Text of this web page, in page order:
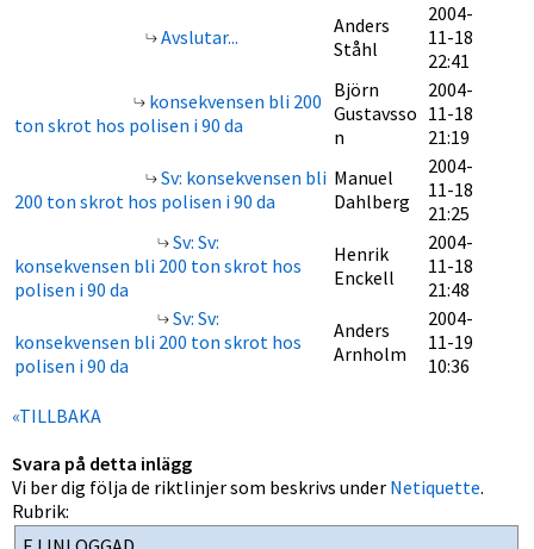
Avslutar...
Anders
Ståhl
2004-
11-18
22:41
konsekvensen bli 200
ton skrot hos polisen i 90 da
Björn
Gustavsso
n
2004-
11-18
21:19
Sv: konsekvensen bli
200 ton skrot hos polisen i 90 da
Manuel
Dahlberg
2004-
11-18
21:25
Sv: Sv:
konsekvensen bli 200 ton skrot hos
polisen i 90 da
Henrik
Enckell
2004-
11-18
21:48
Sv: Sv:
konsekvensen bli 200 ton skrot hos
polisen i 90 da
Anders
Arnholm
2004-
11-19
10:36
«TILLBAKA
Svara på detta inlägg
Vi ber dig följa de riktlinjer som beskrivs under Netiquette.
Rubrik: